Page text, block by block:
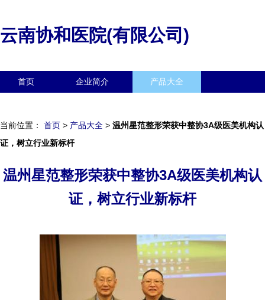
云南协和医院(有限公司)
首页 企业简介 产品大全
当前位置： 首页 > 产品大全 > 温州星范整形荣获中整协3A级医美机构认
证，树立行业新标杆
温州星范整形荣获中整协3A级医美机构认
证，树立行业新标杆